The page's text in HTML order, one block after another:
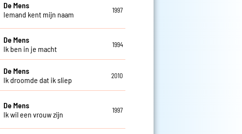
De Mens
Iemand kent mijn naam
1997
De Mens
Ik ben in je macht
1994
De Mens
Ik droomde dat ik sliep
2010
De Mens
Ik wil een vrouw zijn
1997